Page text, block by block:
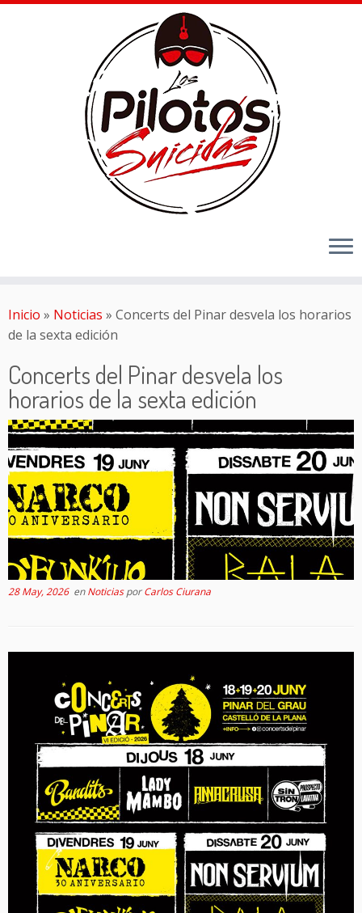
Inicio » Noticias » Concerts del Pinar desvela los horarios
de la sexta edición
Concerts del Pinar desvela los
horarios de la sexta edición
28 May, 2026enNoticiasporCarlos Ciurana